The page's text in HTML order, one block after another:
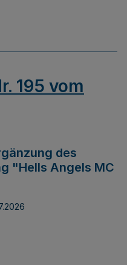
195 vom
des
"Hells Angels MC